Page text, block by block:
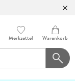
Merkzettel Warenkorb